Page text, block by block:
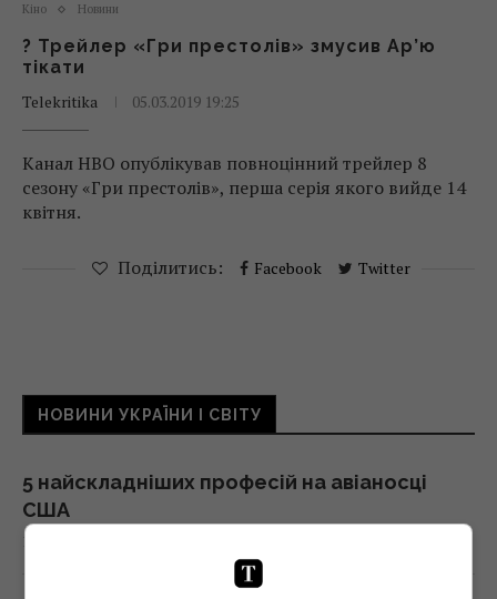
Кіно Новини
? Трейлер «Гри престолів» змусив Ар’ю
тікати
Telekritika
05.03.2019 19:25
Канал HBO опублікував повноцінний трейлер 8
сезону «Гри престолів», перша серія якого вийде 14
квітня.
Поділитись: Facebook Twitter
НОВИНИ УКРАЇНИ І СВІТУ
5 найскладніших професій на авіаносці
США